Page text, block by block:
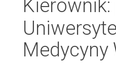
Medycyny